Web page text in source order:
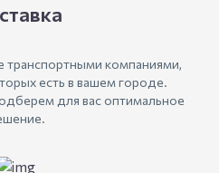
компаниями,
есть в вашем городе.
для вас оптимальное